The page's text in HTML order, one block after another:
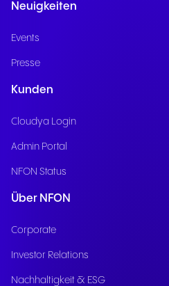
Neuigkeiten
Events
Presse
Kunden
Cloudya Login
Admin Portal
NFON Status
Über NFON
Corporate
Investor Relations
Nachhaltigkeit & ESG